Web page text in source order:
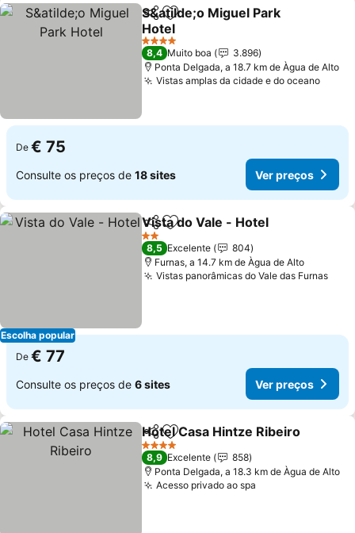
PartilharAdicionar aos favoritos
S&atilde;o Miguel Park
Hotel
4 Estrelas
8,4 Muito boa
3.896
Ponta Delgada, a 18.7 km de Àgua de Alto
Vistas amplas da cidade e do oceano
De € 75
Consulte os preços de 18 sites Ver preços
Escolha popular
PartilharAdicionar aos favoritos
Vista do Vale - Hotel
2 Estrelas
8,5 Excelente
804
Furnas, a 14.7 km de Àgua de Alto
Vistas panorâmicas do Vale das Furnas
De € 77
Consulte os preços de 6 sites Ver preços
PartilharAdicionar aos favoritos
Hotel Casa Hintze Ribeiro
4 Estrelas
8,9 Excelente
858
Ponta Delgada, a 18.3 km de Àgua de Alto
Acesso privado ao spa